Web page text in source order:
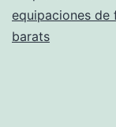
equipaciones de
barats